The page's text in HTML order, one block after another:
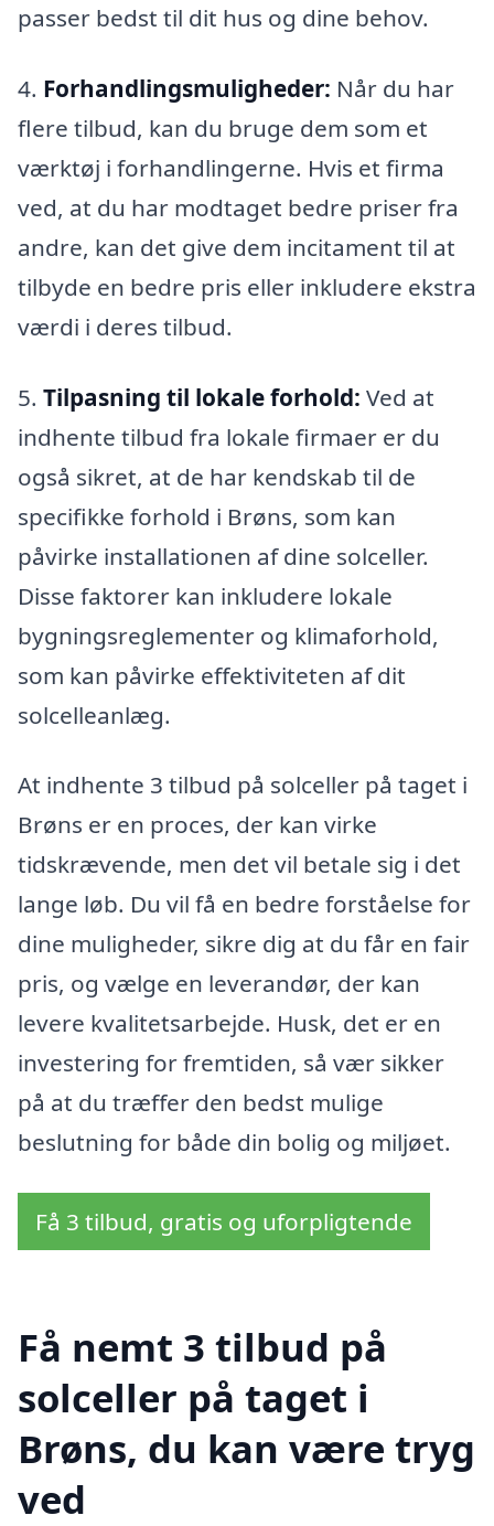
passer bedst til dit hus og dine behov.
4. Forhandlingsmuligheder: Når du har
flere tilbud, kan du bruge dem som et
værktøj i forhandlingerne. Hvis et firma
ved, at du har modtaget bedre priser fra
andre, kan det give dem incitament til at
tilbyde en bedre pris eller inkludere ekstra
værdi i deres tilbud.
5. Tilpasning til lokale forhold: Ved at
indhente tilbud fra lokale firmaer er du
også sikret, at de har kendskab til de
specifikke forhold i Brøns, som kan
påvirke installationen af dine solceller.
Disse faktorer kan inkludere lokale
bygningsreglementer og klimaforhold,
som kan påvirke effektiviteten af dit
solcelleanlæg.
At indhente 3 tilbud på solceller på taget i
Brøns er en proces, der kan virke
tidskrævende, men det vil betale sig i det
lange løb. Du vil få en bedre forståelse for
dine muligheder, sikre dig at du får en fair
pris, og vælge en leverandør, der kan
levere kvalitetsarbejde. Husk, det er en
investering for fremtiden, så vær sikker
på at du træffer den bedst mulige
beslutning for både din bolig og miljøet.
Få 3 tilbud, gratis og uforpligtende
Få nemt 3 tilbud på
solceller på taget i
Brøns, du kan være tryg
ved